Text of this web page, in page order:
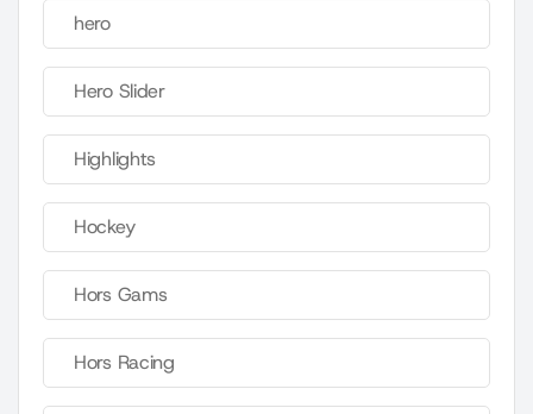
hero
Hero Slider
Highlights
Hockey
Hors Gams
Hors Racing